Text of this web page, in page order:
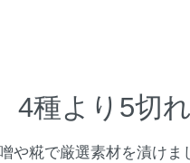
種より5切
や糀で厳選素材を漬けま